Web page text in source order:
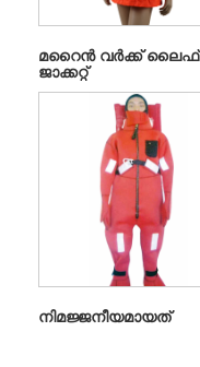
മറൈൻ വർക്ക് ലൈഫ്
ജാക്കറ്റ്
നിമജ്ജനീയമായത്